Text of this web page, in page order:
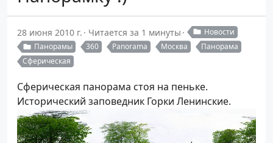
28 июня 2010 г. Читается за 1 минуты
Новости
Панорамы
360 Panorama Москва
Панорама
Сферическая
Сферическая панорама стоя на пеньке.
Исторический заповедник Горки Ленинские.